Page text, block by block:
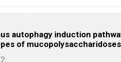
autophagy induction
of mucopolysaccharidoses